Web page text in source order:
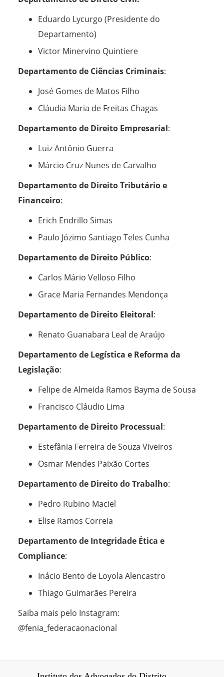
Eduardo Lycurgo (Presidente do
Departamento)
Victor Minervino Quintiere
Departamento de Ciências Criminais:
José Gomes de Matos Filho
Cláudia Maria de Freitas Chagas
Departamento de Direito Empresarial:
Luiz Antônio Guerra
Márcio Cruz Nunes de Carvalho
Departamento de Direito Tributário e
Financeiro:
Erich Endrillo Simas
Paulo Józimo Santiago Teles Cunha
Departamento de Direito Público:
Carlos Mário Velloso Filho
Grace Maria Fernandes Mendonça
Departamento de Direito Eleitoral:
Renato Guanabara Leal de Araújo
Departamento de Legística e Reforma da
Legislação:
Felipe de Almeida Ramos Bayma de Sousa
Francisco Cláudio Lima
Departamento de Direito Processual:
Estefânia Ferreira de Souza Viveiros
Osmar Mendes Paixão Cortes
Departamento de Direito do Trabalho:
Pedro Rubino Maciel
Elise Ramos Correia
Departamento de Integridade Ética e
Compliance:
Inácio Bento de Loyola Alencastro
Thiago Guimarães Pereira
Saiba mais pelo Instagram:
@fenia_federacaonacional